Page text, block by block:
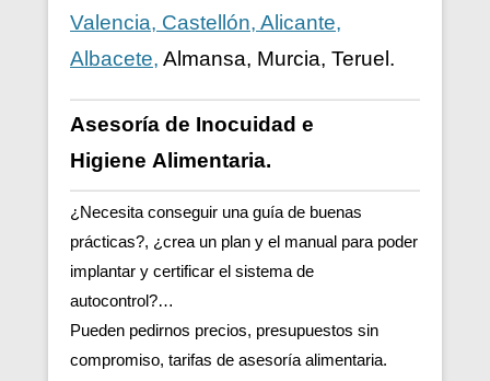
Valencia, Castellón, Alicante,
Albacete, Almansa, Murcia, Teruel.
Asesoría de Inocuidad e
Higiene Alimentaria.
¿Necesita conseguir una guía de buenas
prácticas?, ¿crea un plan y el manual para poder
implantar y certificar el sistema de
autocontrol?…
Pueden pedirnos precios, presupuestos sin
compromiso, tarifas de asesoría alimentaria.